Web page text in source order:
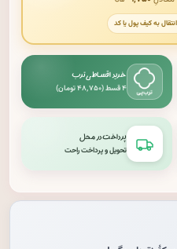
به کیف پول یا کد
خرید اقساطی ترب
۴ قسط (۴۸٬۷۵۰ تومان)
پرداخت در محل
تحویل و پرداخت راحت